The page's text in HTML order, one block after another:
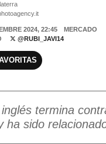
2024, 22:45
MERCADO
@RUBI_JAVI14
termina
ha sido